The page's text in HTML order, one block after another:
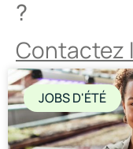
?
Contactez
JOBS D'ÉTÉ